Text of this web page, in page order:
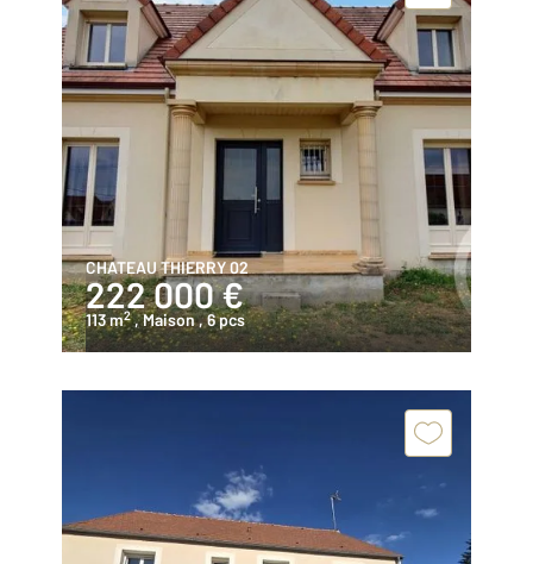
CHATEAU THIERRY 02
222 000 €
113 m2 , Maison, 6 pcs